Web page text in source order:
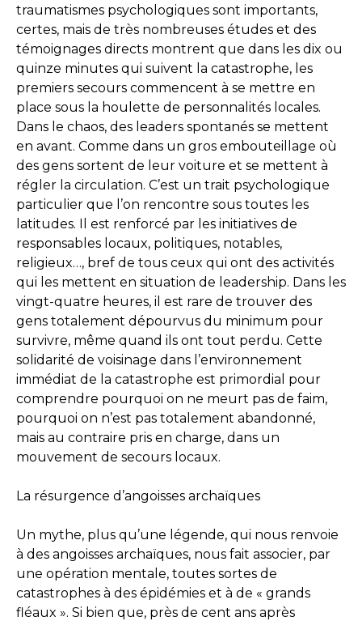
traumatismes psychologiques sont importants,
certes, mais de très nombreuses études et des
témoignages directs montrent que dans les dix ou
quinze minutes qui suivent la catastrophe, les
premiers secours commencent à se mettre en
place sous la houlette de personnalités locales.
Dans le chaos, des leaders spontanés se mettent
en avant. Comme dans un gros embouteillage où
des gens sortent de leur voiture et se mettent à
régler la circulation. C’est un trait psychologique
particulier que l’on rencontre sous toutes les
latitudes. Il est renforcé par les initiatives de
responsables locaux, politiques, notables,
religieux…, bref de tous ceux qui ont des activités
qui les mettent en situation de leadership. Dans les
vingt-quatre heures, il est rare de trouver des
gens totalement dépourvus du minimum pour
survivre, même quand ils ont tout perdu. Cette
solidarité de voisinage dans l’environnement
immédiat de la catastrophe est primordial pour
comprendre pourquoi on ne meurt pas de faim,
pourquoi on n’est pas totalement abandonné,
mais au contraire pris en charge, dans un
mouvement de secours locaux.
La résurgence d’angoisses archaïques
Un mythe, plus qu’une légende, qui nous renvoie
à des angoisses archaïques, nous fait associer, par
une opération mentale, toutes sortes de
catastrophes à des épidémies et à de « grands
fléaux ». Si bien que, près de cent ans après